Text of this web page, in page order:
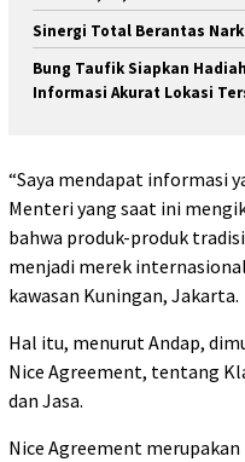
Sinergi Total Berantas
Bung Taufik Siapkan
Informasi Akurat Lokasi
“Saya mendapat informasi
Menteri yang saat ini
bahwa produk-produk
menjadi merek
kawasan Kuningan, Jakarta.
Hal itu, menurut Andap,
Nice Agreement, tentang
dan Jasa.
Nice Agreement